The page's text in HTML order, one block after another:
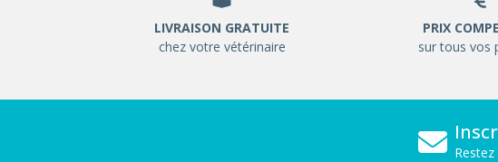
LIVRAISON GRATUITE
chez votre vétérinaire
PRIX
sur tous vos